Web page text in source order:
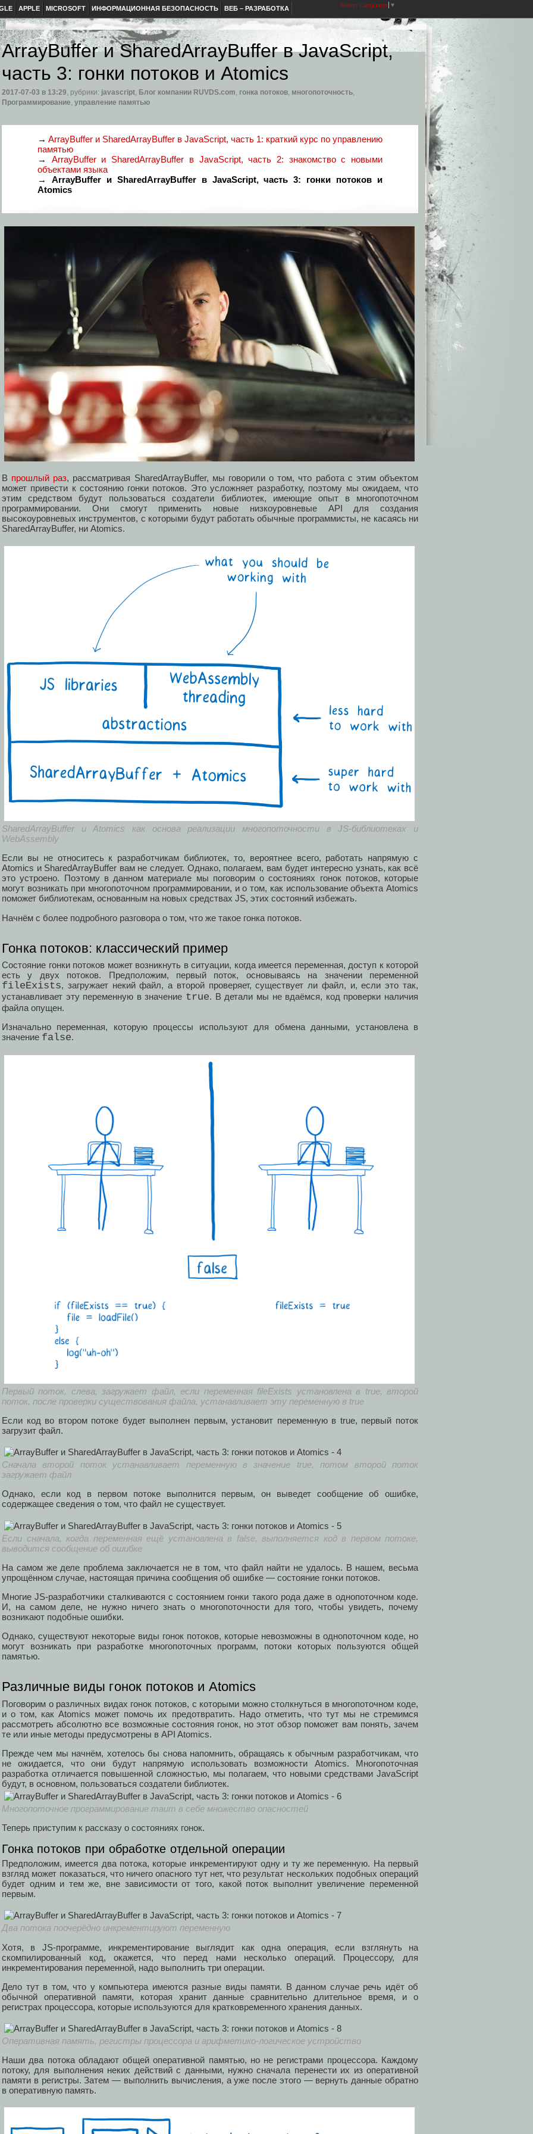
APPLE MICROSOFT ИНФОРМАЦИОННАЯ БЕЗОПАСНОСТЬ ВЕБ – РАЗРАБОТКА Select Language ▼
ArrayBuffer и SharedArrayBuffer в JavaScript,
часть 3: гонки потоков и Atomics
2017-07-03 в 13:29, рубрики: javascript, Блог компании RUVDS.com, гонка потоков, многопоточность,
Программирование, управление памятью
→ ArrayBuffer и SharedArrayBuffer в JavaScript, часть 1: краткий курс по управлению
памятью
→ ArrayBuffer и SharedArrayBuffer в JavaScript, часть 2: знакомство с новыми
объектами языка
→ ArrayBuffer и SharedArrayBuffer в JavaScript, часть 3: гонки потоков и
Atomics
В прошлый раз, рассматривая SharedArrayBuffer, мы говорили о том, что работа с этим объектом
может привести к состоянию гонки потоков. Это усложняет разработку, поэтому мы ожидаем, что
этим средством будут пользоваться создатели библиотек, имеющие опыт в многопоточном
программировании. Они смогут применить новые низкоуровневые API для создания
высокоуровневых инструментов, с которыми будут работать обычные программисты, не касаясь ни
SharedArrayBuffer, ни Atomics.
SharedArrayBuffer и Atomics как основа реализации многопоточности в JS-библиотеках и
WebAssembly
Если вы не относитесь к разработчикам библиотек, то, вероятнее всего, работать напрямую с
Atomics и SharedArrayBuffer вам не следует. Однако, полагаем, вам будет интересно узнать, как всё
это устроено. Поэтому в данном материале мы поговорим о состояниях гонок потоков, которые
могут возникать при многопоточном программировании, и о том, как использование объекта Atomics
поможет библиотекам, основанным на новых средствах JS, этих состояний избежать.
Начнём с более подробного разговора о том, что же такое гонка потоков.
Гонка потоков: классический пример
Состояние гонки потоков может возникнуть в ситуации, когда имеется переменная, доступ к которой
есть у двух потоков. Предположим, первый поток, основываясь на значении переменной
fileExists, загружает некий файл, а второй проверяет, существует ли файл, и, если это так,
устанавливает эту переменную в значение true. В детали мы не вдаёмся, код проверки наличия
файла опущен.
Изначально переменная, которую процессы используют для обмена данными, установлена в
значение false.
Первый поток, слева, загружает файл, если переменная fileExists установлена в true, второй
поток, после проверки существования файла, устанавливает эту переменную в true
Если код во втором потоке будет выполнен первым, установит переменную в true, первый поток
загрузит файл.
Сначала второй поток устанавливает переменную в значение true, потом второй поток
загружает файл
Однако, если код в первом потоке выполнится первым, он выведет сообщение об ошибке,
содержащее сведения о том, что файл не существует.
Если сначала, когда переменная ещё установлена в false, выполняется код в первом потоке,
выводится сообщение об ошибке
На самом же деле проблема заключается не в том, что файл найти не удалось. В нашем, весьма
упрощённом случае, настоящая причина сообщения об ошибке — состояние гонки потоков.
Многие JS-разработчики сталкиваются с состоянием гонки такого рода даже в однопоточном коде.
И, на самом деле, не нужно ничего знать о многопоточности для того, чтобы увидеть, почему
возникают подобные ошибки.
Однако, существуют некоторые виды гонок потоков, которые невозможны в однопоточном коде, но
могут возникать при разработке многопоточных программ, потоки которых пользуются общей
памятью.
Различные виды гонок потоков и Atomics
Поговорим о различных видах гонок потоков, с которыми можно столкнуться в многопоточном коде,
и о том, как Atomics может помочь их предотвратить. Надо отметить, что тут мы не стремимся
рассмотреть абсолютно все возможные состояния гонок, но этот обзор поможет вам понять, зачем
те или иные методы предусмотрены в API Atomics.
Прежде чем мы начнём, хотелось бы снова напомнить, обращаясь к обычным разработчикам, что
не ожидается, что они будут напрямую использовать возможности Atomics. Многопоточная
разработка отличается повышенной сложностью, мы полагаем, что новыми средствами JavaScript
будут, в основном, пользоваться создатели библиотек.
Многопоточное программирование таит в себе множество опасностей
Теперь приступим к рассказу о состояниях гонок.
Гонка потоков при обработке отдельной операции
Предположим, имеется два потока, которые инкрементируют одну и ту же переменную. На первый
взгляд может показаться, что ничего опасного тут нет, что результат нескольких подобных операций
будет одним и тем же, вне зависимости от того, какой поток выполнит увеличение переменной
первым.
Два потока поочерёдно инкрементируют переменную
Хотя, в JS-программе, инкрементирование выглядит как одна операция, если взглянуть на
скомпилированный код, окажется, что перед нами несколько операций. Процессору, для
инкрементирования переменной, надо выполнить три операции.
Дело тут в том, что у компьютера имеются разные виды памяти. В данном случае речь идёт об
обычной оперативной памяти, которая хранит данные сравнительно длительное время, и о
регистрах процессора, которые используются для кратковременного хранения данных.
Оперативная память, регистры процессора и арифметико-логическое устройство
Наши два потока обладают общей оперативной памятью, но не регистрами процессора. Каждому
потоку, для выполнения неких действий с данными, нужно сначала перенести их из оперативной
памяти в регистры. Затем — выполнить вычисления, а уже после этого — вернуть данные обратно
в оперативную память.